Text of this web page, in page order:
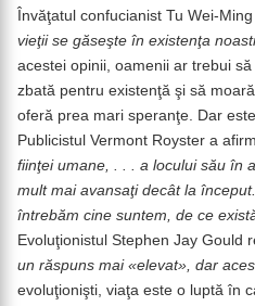
Învăţatul confucianist Tu Wei-
vieţii se găseşte în existenţa
acestei opinii, oamenii ar trebui
zbată pentru existenţă şi să
oferă prea mari speranţe. Dar
Publicistul Vermont Royster a
fiinţei umane, . . . a locului său în
mult mai avansaţi decât la
întrebăm cine suntem, de ce
Evoluţionistul Stephen Jay Gould
un răspuns mai «elevat», dar
evoluţionişti, viaţa este o luptă în